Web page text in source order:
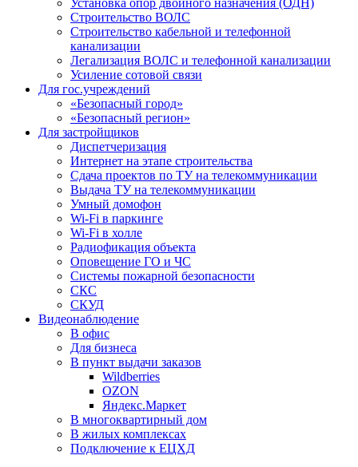
Строительство ВОЛС
Строительство кабельной и телефонной
канализации
Легализация ВОЛС и телефонной канализации
Усиление сотовой связи
Для гос.учреждений
«Безопасный город»
«Безопасный регион»
Для застройщиков
Диспетчеризация
Интернет на этапе строительства
Сдача проектов по ТУ на телекоммуникации
Выдача ТУ на телекоммуникации
Умный домофон
Wi-Fi в паркинге
Wi-Fi в холле
Радиофикация объекта
Оповещение ГО и ЧС
Системы пожарной безопасности
СКС
СКУД
Видеонаблюдение
В офис
Для бизнеса
В пункт выдачи заказов
Wildberries
OZON
Яндекс.Маркет
В многоквартирный дом
В жилых комплексах
Подключение к ЕЦХД